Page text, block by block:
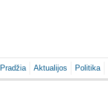
Pradžia Aktualijos Politika